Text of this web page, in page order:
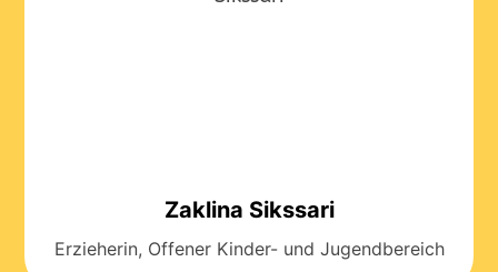
Zaklina Sikssari
Erzieherin, Offener Kinder- und Jugendbereich